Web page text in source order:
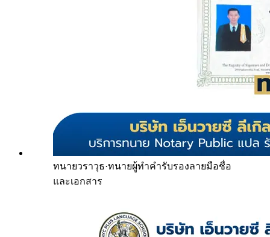
ทนายวราวุธ·ทนายผู้ทำคำรับรองลายมือชื่อ
และเอกสาร